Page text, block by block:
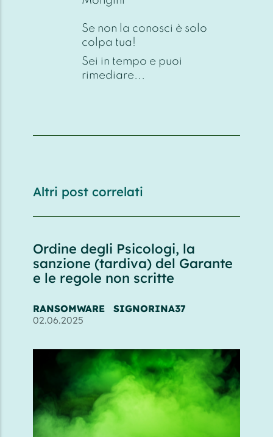
Se non la conosci è solo
colpa tua!
Sei in tempo e puoi
rimediare...
Altri post correlati
Ordine degli Psicologi, la
sanzione (tardiva) del Garante
e le regole non scritte
RANSOMWARE
SIGNORINA37
02.06.2025